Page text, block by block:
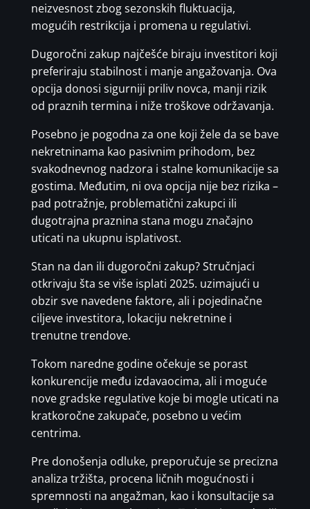
neizvesnost zbog sezonskih fluktuacija,
mogućih restrikcija i promena u regulativi.
Dugoročni zakup najčešće biraju investitori koji
preferiraju stabilnost i manje angažovanja. Ova
opcija donosi sigurniji priliv novca, manji rizik
od praznih termina i niže troškove održavanja.
Posebno je pogodna za one koji žele da se bave
nekretninama kao pasivnim prihodom, bez
svakodnevnog nadzora i stalne komunikacije sa
gostima. Međutim, ni ova opcija nije bez rizika –
pad potražnje, problematični zakupci ili
dugotrajna praznina stana mogu značajno
uticati na ukupnu isplativost.
Stan na dan ili dugoročni zakup? Stručnjaci
otkrivaju šta se više isplati 2025. uzimajući u
obzir sve navedene faktore, ali i pojedinačne
ciljeve investitora, lokaciju nekretnine i
trenutne trendove.
Tokom naredne godine očekuje se porast
konkurencije među izdavaocima, ali i moguće
nove gradske regulative koje bi mogle uticati na
kratkoročne zakupače, posebno u većim
centrima.
Pre donošenja odluke, preporučuje se precizna
analiza tržišta, procena ličnih mogućnosti i
spremnosti na angažman, kao i konsultacije sa